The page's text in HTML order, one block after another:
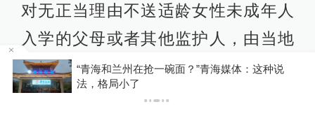
对无正当理由不送适龄女性未成年人
入学的父母或者其他监护人，由当地
乡镇人民政府或者县级人民政府教育
行政部门给予批评教育，依法责令其
河南西平县“7·30”故意伤害案件犯罪嫌疑人夏某
钢被抓获